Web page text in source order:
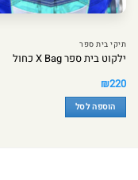
תיקי בית ספר
ילקוט בית ספר X Bag כחול
₪220
הוספה לסל